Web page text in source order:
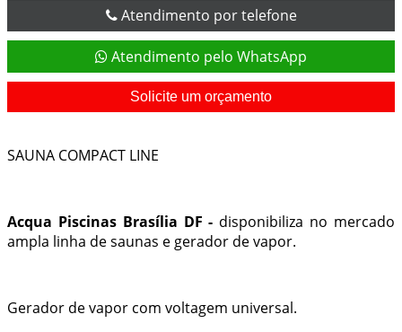
Atendimento por telefone
Atendimento pelo WhatsApp
Solicite um orçamento
SAUNA COMPACT LINE
Acqua Piscinas Brasília DF - disponibiliza no mercado
ampla linha de saunas e gerador de vapor.
Gerador de vapor com voltagem universal.